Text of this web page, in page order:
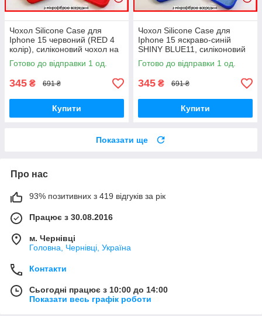
Чохол Silicone Case для
Iphone 15 червоний (RED 4
колір), силіконовий чохол на
АйФОН 15 червоний
протиударний
Готово до відправки 1 од.
345 ₴ 691 ₴
Купити
Чохол Silicone Case для
Iphone 15 яскраво-синій
SHINY BLUE11, силіконовий
чохол на АйФОН 15 синій
протиударний
Готово до відправки 1 од.
345 ₴ 691 ₴
Купити
Показати ще
Про нас
93% позитивних з 419 відгуків за рік
Працює з 30.08.2016
м. Чернівці
Головна, Чернівці, Україна
Контакти
Сьогодні працює з 10:00 до 14:00
Показати весь графік роботи